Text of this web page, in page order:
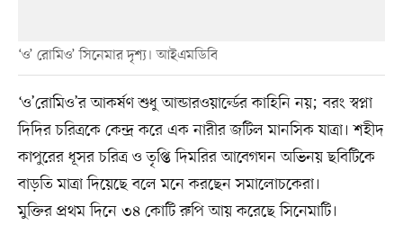
‘ও’ রোমিও’ সিনেমার দৃশ্য। আইএমডিবি
‘ও’রোমিও’র আকর্ষণ শুধু আন্ডারওয়ার্ল্ডের কাহিনি নয়; বরং স্বপ্না
দিদির চরিত্রকে কেন্দ্র করে এক নারীর জটিল মানসিক যাত্রা। শহীদ
কাপুরের ধূসর চরিত্র ও তৃপ্তি দিমরির আবেগঘন অভিনয় ছবিটিকে
বাড়তি মাত্রা দিয়েছে বলে মনে করছেন সমালোচকেরা।
মুক্তির প্রথম দিনে ৩৪ কোটি রুপি আয় করেছে সিনেমাটি।